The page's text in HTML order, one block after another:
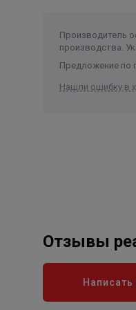
Производитель
производства.
Предложение по
Нашли ошибку в
Отзывы
Написать